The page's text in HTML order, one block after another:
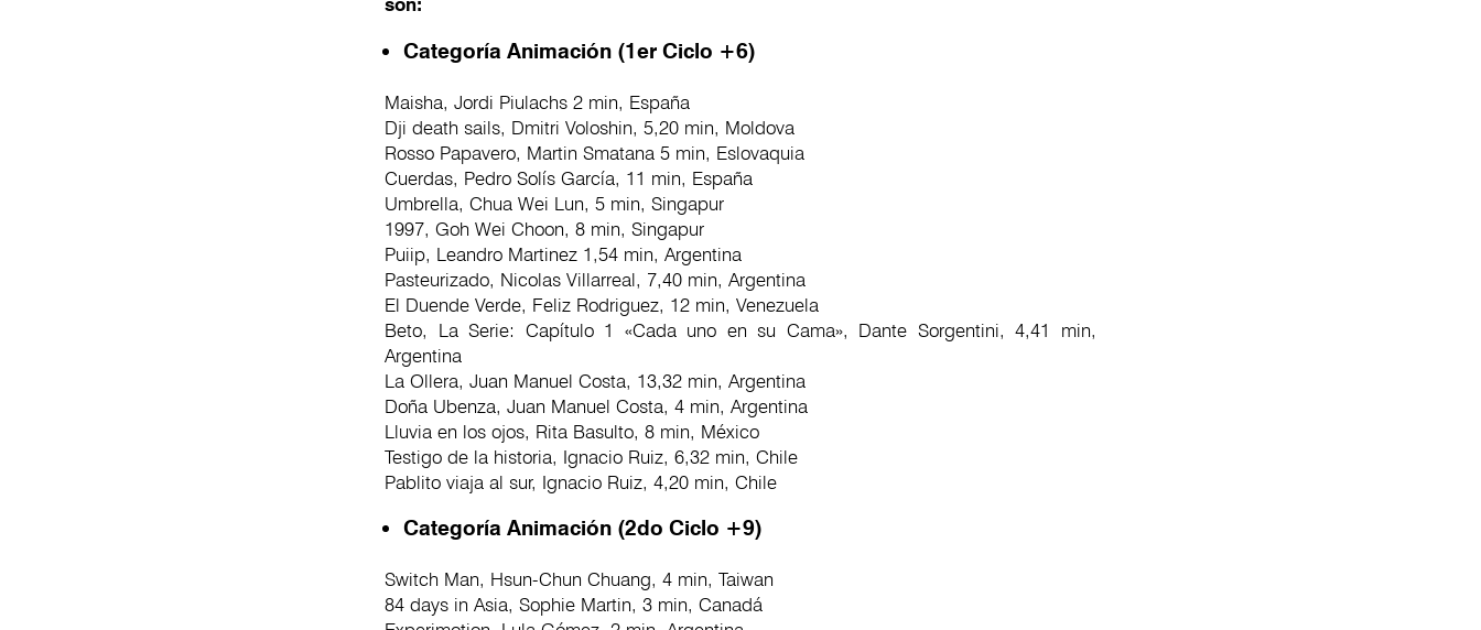
Categoría Animación (1er Ciclo +6)
Maisha, Jordi Piulachs 2 min, España
Dji death sails, Dmitri Voloshin, 5,20 min, Moldova
Rosso Papavero, Martin Smatana 5 min, Eslovaquia
Cuerdas, Pedro Solís García, 11 min, España
Umbrella, Chua Wei Lun, 5 min, Singapur
1997, Goh Wei Choon, 8 min, Singapur
Puiip, Leandro Martinez 1,54 min, Argentina
Pasteurizado, Nicolas Villarreal, 7,40 min, Argentina
El Duende Verde, Feliz Rodriguez, 12 min, Venezuela
Beto, La Serie: Capítulo 1 «Cada uno en su Cama», Dante Sorgentini, 4,41 min,
Argentina
La Ollera, Juan Manuel Costa, 13,32 min, Argentina
Doña Ubenza, Juan Manuel Costa, 4 min, Argentina
Lluvia en los ojos, Rita Basulto, 8 min, México
Testigo de la historia, Ignacio Ruiz, 6,32 min, Chile
Pablito viaja al sur, Ignacio Ruiz, 4,20 min, Chile
Categoría Animación (2do Ciclo +9)
Switch Man, Hsun-Chun Chuang, 4 min, Taiwan
84 days in Asia, Sophie Martin, 3 min, Canadá